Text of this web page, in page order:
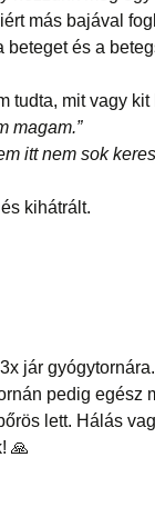
más bajával
beteget és a
tudta, mit vagy
magam.”
itt nem sok
kihátrált.
jár
pedig egész
lett. Hálás
🙏